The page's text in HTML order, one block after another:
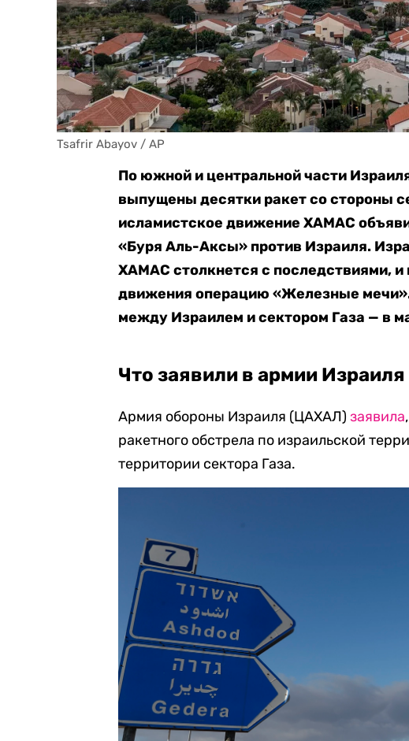
Tsafrir Abayov / AP
По южной и центральной части
выпущены десятки ракет со стороны
исламистское движение ХАМАС
«Буря Аль-Аксы» против Израиля.
ХАМАС столкнется с последствиями, и
движения операцию «Железные
между Израилем и сектором Газа — в
Что заявили в армии Израиля
Армия обороны Израиля (ЦАХАЛ) заявила
ракетного обстрела по израильской
территории сектора Газа.